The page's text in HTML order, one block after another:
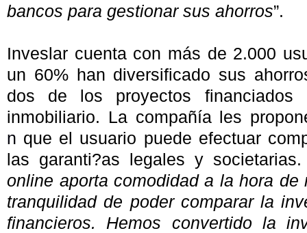
bancos para gestionar sus ahorros”.
Inveslar cuenta con más de 2.000
un 60% han diversificado sus
dos de los proyectos financiados
inmobiliario. La compañía les
n que el usuario puede efectuar
las garanti?as legales y societarias.
online aporta comodidad a la hora
tranquilidad de poder comparar la
financieros. Hemos convertido la